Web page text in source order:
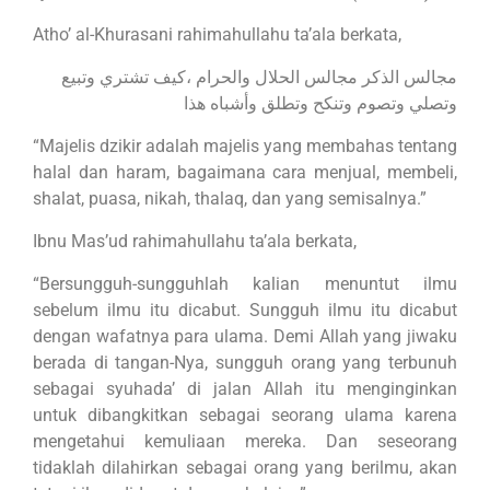
Atho’ al-Khurasani rahimahullahu ta’ala berkata,
مجالس الذكر مجالس الحلال والحرام ،كيف تشتري وتبيع
وتصلي وتصوم وتنكح وتطلق وأشباه هذا
“Majelis dzikir adalah majelis yang membahas tentang
halal dan haram, bagaimana cara menjual, membeli,
shalat, puasa, nikah, thalaq, dan yang semisalnya.”
Ibnu Mas’ud rahimahullahu ta’ala berkata,
“Bersungguh-sungguhlah kalian menuntut ilmu
sebelum ilmu itu dicabut. Sungguh ilmu itu dicabut
dengan wafatnya para ulama. Demi Allah yang jiwaku
berada di tangan-Nya, sungguh orang yang terbunuh
sebagai syuhada’ di jalan Allah itu menginginkan
untuk dibangkitkan sebagai seorang ulama karena
mengetahui kemuliaan mereka. Dan seseorang
tidaklah dilahirkan sebagai orang yang berilmu, akan